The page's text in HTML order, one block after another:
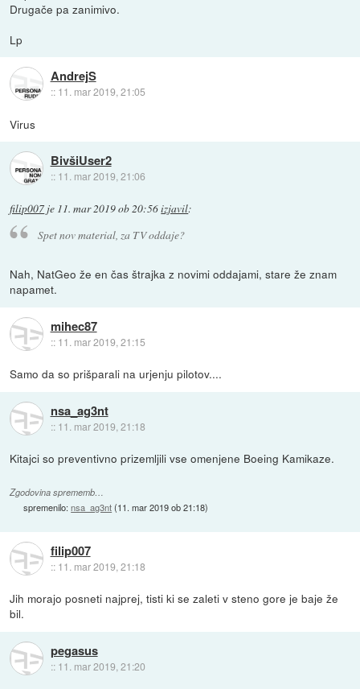
Drugače pa zanimivo.
Lp
AndrejS
:: 11. mar 2019, 21:05
Virus
BivšiUser2
:: 11. mar 2019, 21:06
filip007 je 11. mar 2019 ob 20:56izjavil:
Spet nov material, za TV oddaje?
Nah, NatGeo že en čas štrajka z novimi oddajami, stare že znam
napamet.
mihec87
:: 11. mar 2019, 21:15
Samo da so prišparali na urjenju pilotov....
nsa_ag3nt
:: 11. mar 2019, 21:18
Kitajci so preventivno prizemljili vse omenjene Boeing Kamikaze.
Zgodovina sprememb…
spremenilo:nsa_ag3nt(11. mar 2019 ob 21:18)
filip007
:: 11. mar 2019, 21:18
Jih morajo posneti najprej, tisti ki se zaleti v steno gore je baje že
bil.
pegasus
:: 11. mar 2019, 21:20